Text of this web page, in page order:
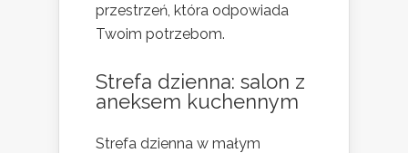
przestrzeń, która odpowiada
Twoim potrzebom.
Strefa dzienna: salon z
aneksem kuchennym
Strefa dzienna w małym